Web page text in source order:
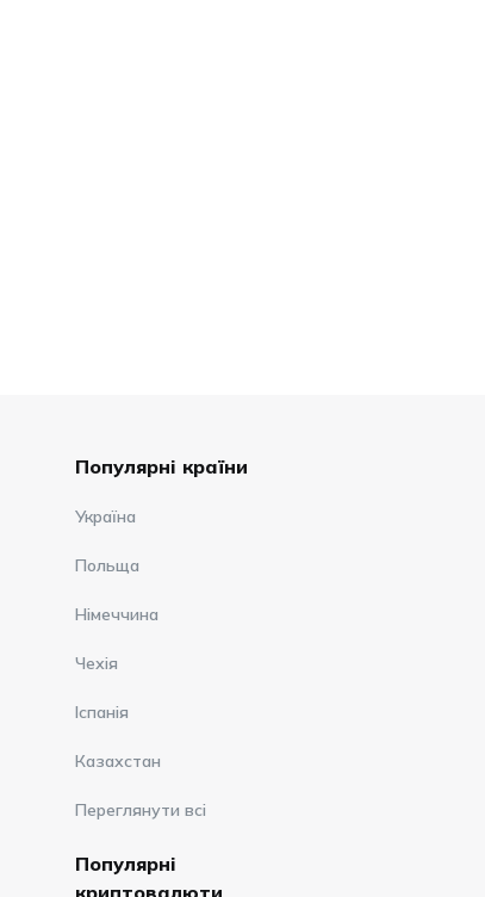
Популярні країни
Україна
Польща
Німеччина
Чехія
Іспанія
Казахстан
Переглянути всі
Популярні
криптовалюти